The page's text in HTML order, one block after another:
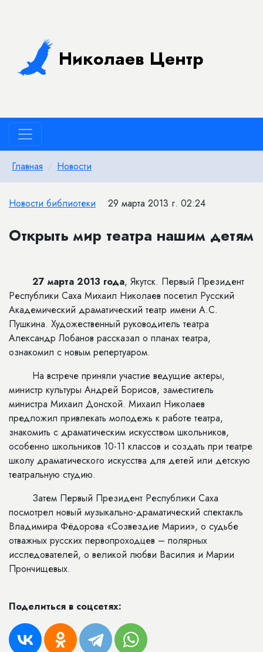
Николаев Центр
Главная Новости
Новости библиотеки 29 марта 2013 г. 02:24
Открыть мир театра нашим детям
27 марта 2013 года, Якутск. Первый Президент
Республики Саха Михаил Николаев посетил Русский
Академический драматический театр имени А.С.
Пушкина. Художественный руководитель театра
Александр Лобанов рассказал о планах театра,
ознакомил с новым репертуаром.
На встрече приняли участие ведущие актеры,
министр культуры Андрей Борисов, заместитель
министра Михаил Донской. Михаил Николаев
предложил привлекать молодежь к работе театра,
знакомить с драматическим искусством школьников,
особенно школьников 10-11 классов и создать при театре
школу драматического искусства для детей или детскую
театральную студию.
Затем Первый Президент Республики Саха
посмотрел новый музыкально-драматический спектакль
Владимира Фёдорова «Созвездие Марии», о судьбе
отважных русских первопроходцев – полярных
исследователей, о великой любви Василия и Марии
Прончищевых.
Поделиться в соцсетях: